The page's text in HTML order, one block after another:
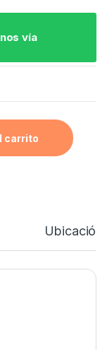
vía
carrito
Ubicación